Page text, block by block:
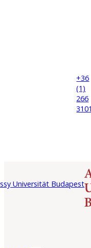
+36
(1)
266
3101